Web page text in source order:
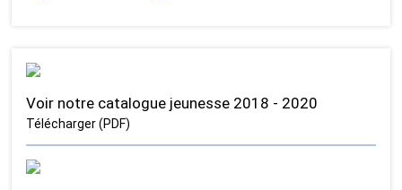
Voir notre catalogue jeunesse 2018 - 2020
Télécharger (PDF)